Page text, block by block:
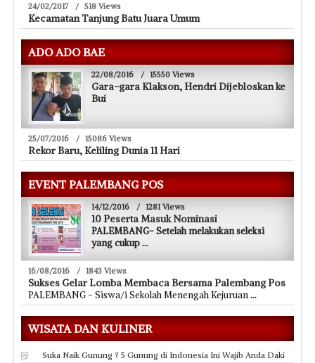
24/02/2017 / 518 Views
Kecamatan Tanjung Batu Juara Umum
ADO ADO BAE
22/08/2016 / 15550 Views
Gara-gara Klakson, Hendri Dijebloskan ke
Bui
25/07/2016 / 15086 Views
Rekor Baru, Keliling Dunia 11 Hari
EVENT PALEMBANG POS
14/12/2016 / 1281 Views
10 Peserta Masuk Nominasi
PALEMBANG- Setelah melakukan seleksi
yang cukup...
16/08/2016 / 1843 Views
Sukses Gelar Lomba Membaca Bersama Palembang Pos
PALEMBANG - Siswa/i Sekolah Menengah Kejuruan...
WISATA DAN KULINER
Suka Naik Gunung ? 5 Gunung di Indonesia Ini Wajib Anda Daki